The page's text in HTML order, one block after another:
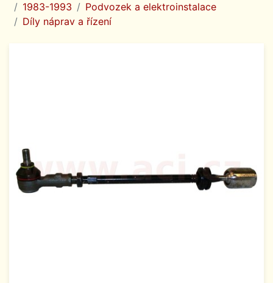
1983-1993
Podvozek a elektroinstalace
Díly náprav a řízení